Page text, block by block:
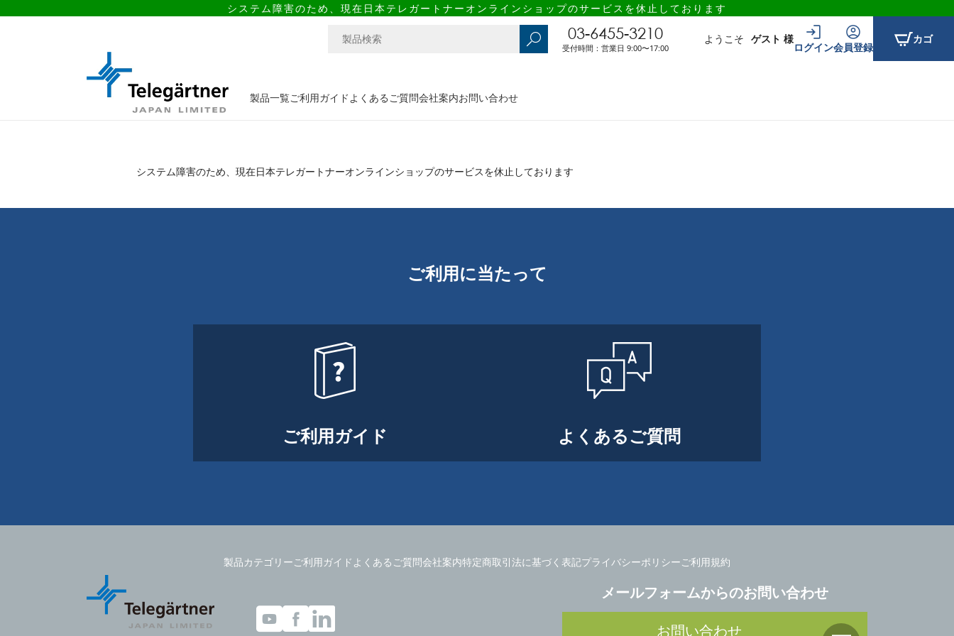
システム障害のため、現在日本テレガートナーオンラインショップのサービスを休止しております
03-6455-3210
受付時間：営業日 9:00〜17:00
ようこそ ゲスト 様
ログイン会員登録
カゴ
製品一覧ご利用ガイドよくあるご質問会社案内お問い合わせ
システム障害のため、現在日本テレガートナーオンラインショップのサービスを休止しております
ご利用に当たって
ご利用ガイド よくあるご質問
製品カテゴリーご利用ガイド よくあるご質問会社案内特定商取引法に基づく表記プライバシーポリシーご利用規約
メールフォームからのお問い合わせ
お問い合わせ